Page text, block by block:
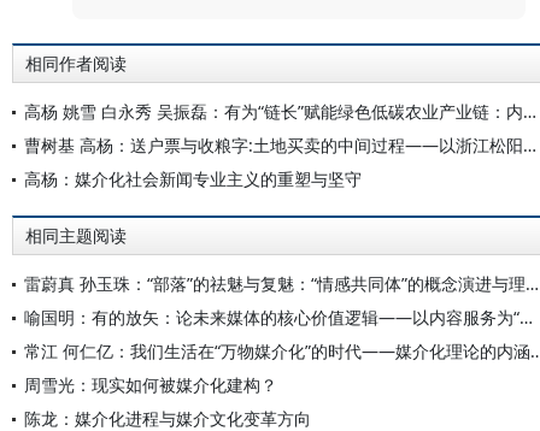
相同作者阅读
高杨 姚雪 白永秀 吴振磊：有为“链长”赋能绿色低碳农业产业链：内在机理与实现路径
曹树基 高杨：送户票与收粮字:土地买卖的中间过程——以浙江松阳石仓为中心
高杨：媒介化社会新闻专业主义的重塑与坚守
相同主题阅读
雷蔚真 孙玉珠：“部落”的祛魅与复魅：“情感共同体”的概念演进与理论反思
喻国明：有的放矢：论未来媒体的核心价值逻辑——以内容服务为“本”，以关系构建为“矢”，以社会的媒介化为“的”
常江 何仁亿：我们生活在“万物
周雪光：现实如何被媒介化建构？
陈龙：媒介化进程与媒介文化变革方向